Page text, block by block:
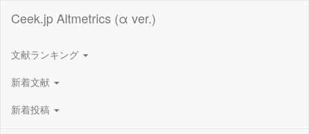
Ceek.jp Altmetrics (α ver.)
文献ランキング
新着文献
新着投稿